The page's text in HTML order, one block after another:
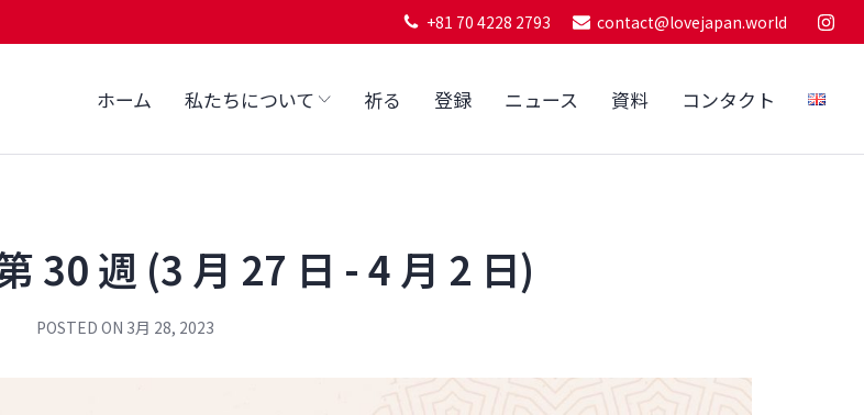
+81 70 4228 2793 contact@lovejapan.world
ホーム 私たちについて 祈る 登録 ニュース 資料 コンタクト
30 週 (3 月 27 日 - 4 月 2 日)
POSTED ON 3月 28, 2023